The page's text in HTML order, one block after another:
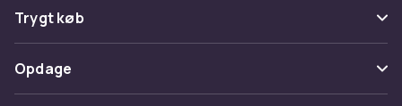
Ofte stillede spørgsmål
Spor pakke
Fortryd & returner her
Trygt køb
Betaling
Levering
Opdage